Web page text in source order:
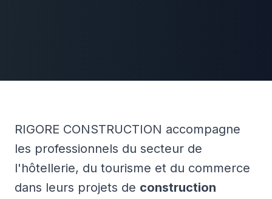
RIGORE CONSTRUCTION accompagne
les professionnels du secteur de
l'hôtellerie, du tourisme et du commerce
dans leurs projets de construction